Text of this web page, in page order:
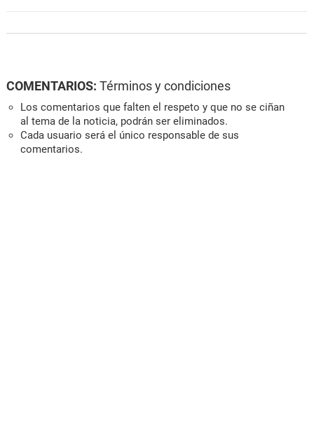
COMENTARIOS: Términos y condiciones
Los comentarios que falten el respeto y que no se ciñan
al tema de la noticia, podrán ser eliminados.
Cada usuario será el único responsable de sus
comentarios.